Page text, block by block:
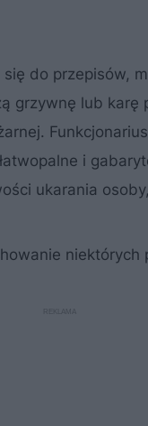
do przepisów,
grzywnę lub
i
ukarania